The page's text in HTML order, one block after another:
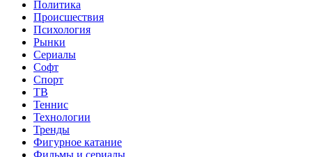
Политика
Происшествия
Психология
Рынки
Сериалы
Софт
Спорт
ТВ
Теннис
Технологии
Тренды
Фигурное катание
Фильмы и сериалы